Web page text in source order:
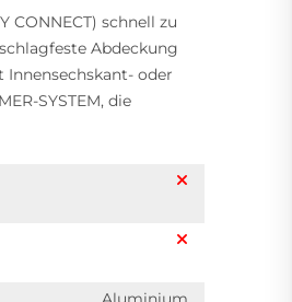
CONNECT) schnell zu
Abdeckung
oder
SYSTEM, die